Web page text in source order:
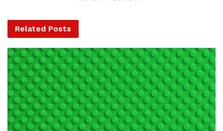
a tárcavezető.
Az InterSucho projekt kertében készített tanulmány szerint
Csehországban gyakorlatilag 2015-től van rendkívüli
szárazság, és ma még nem tudni, hogy ez a helyzet mikor
ér véget. A környezetvédelmi tárca május 12-re országos
tanácskozásra hívta meg Prágába a régiók és a
települések képviselőit, hogy a gyakorlati tapasztalatok
alapján megvitassanak és kialakítsanak egy válság-
Related Posts